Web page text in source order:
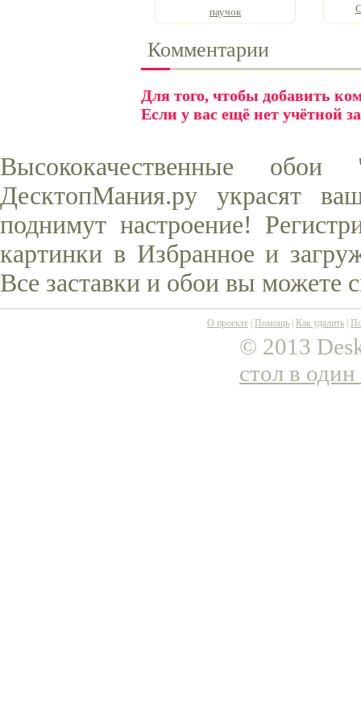
паучок
Комментарии
Для того, чтобы добавить
Если у вас ещё нет учётной
Высококачественные
ДесктопМания.ру украсят
поднимут настроение!
картинки в Избранное и
Все заставки и обои вы можете
О проекте Помощь Как удалить
© 2013
стол в